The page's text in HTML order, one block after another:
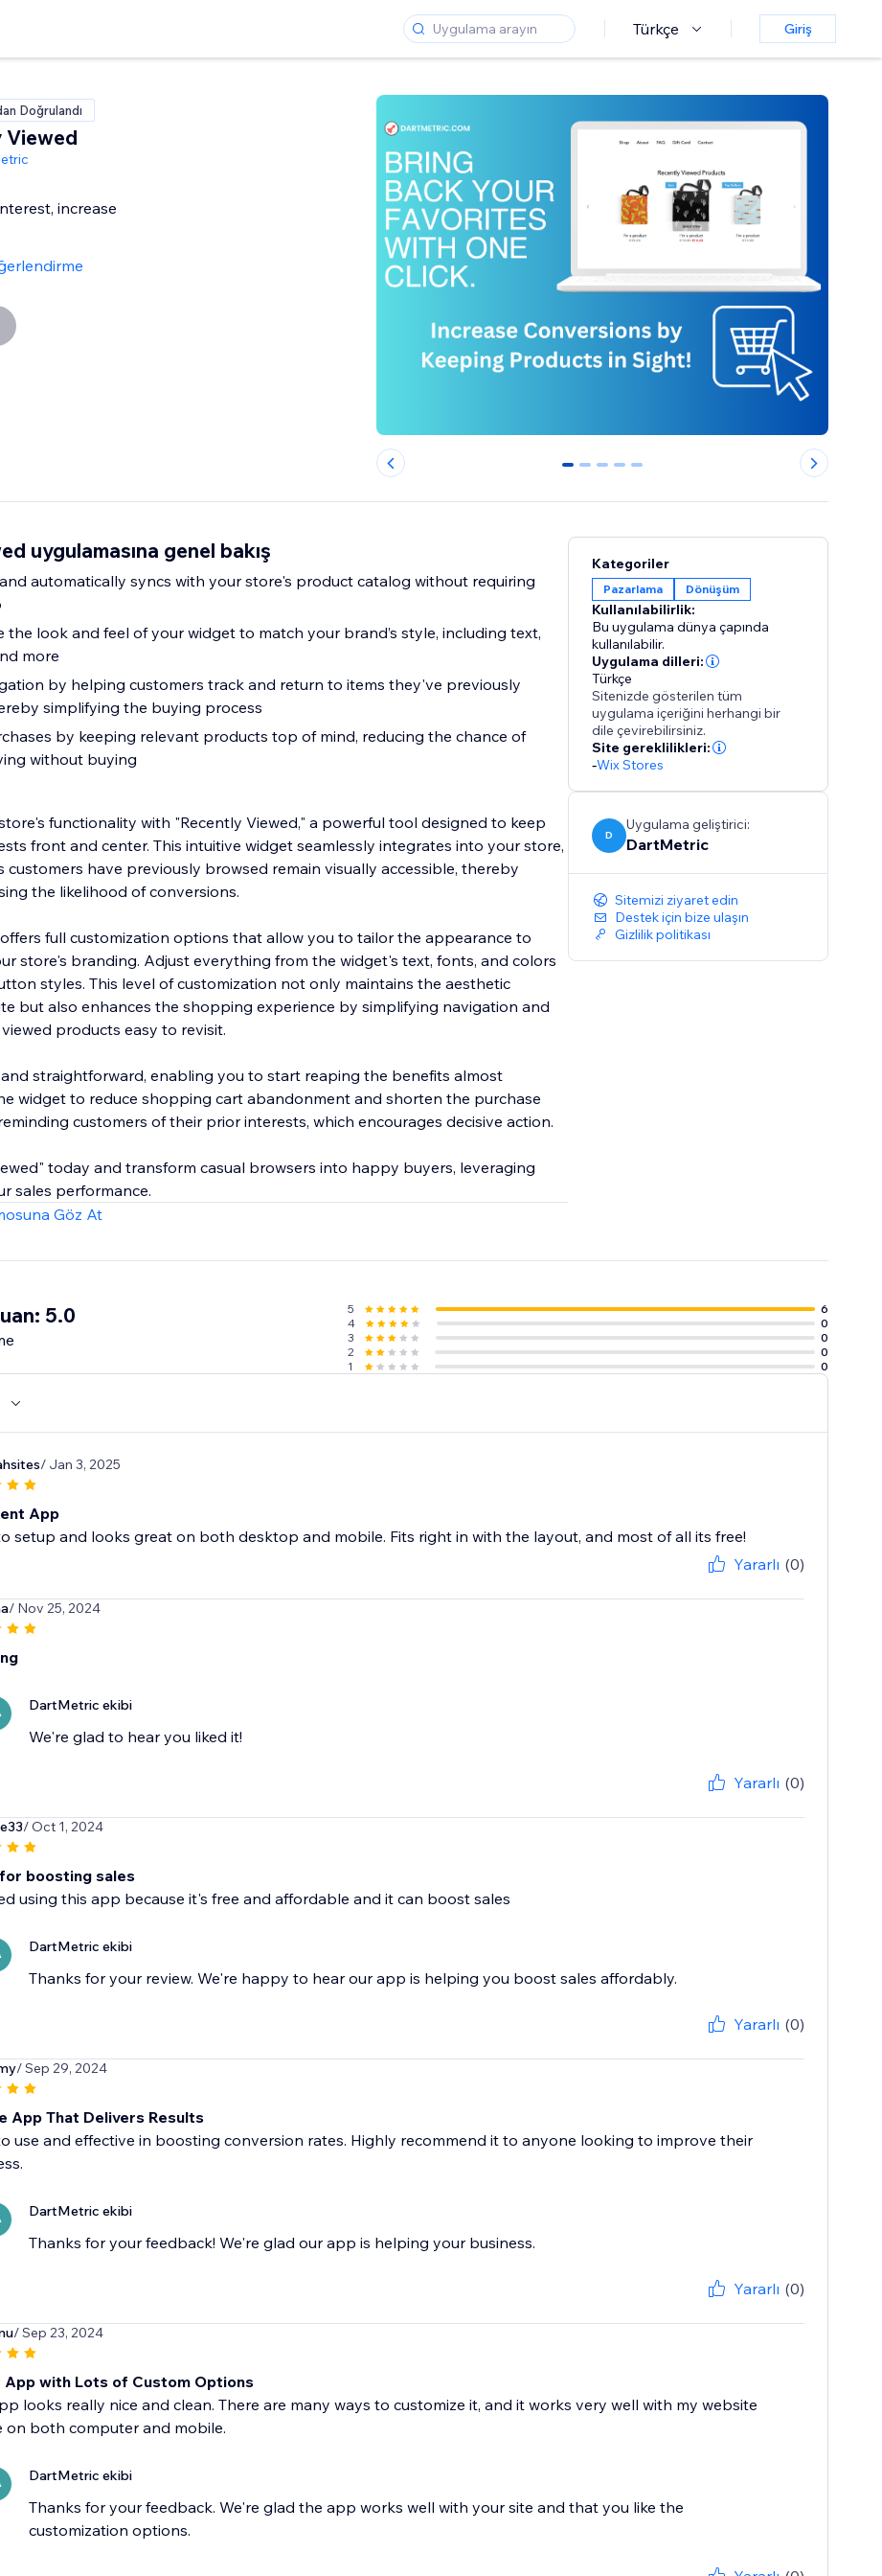
Türkçe Giriş
Doğrulandı
Viewed
increase
0 1 2 3 4
uygulamasına genel bakış
automatically syncs with your store's product catalog without requiring
the look and feel of your widget to match your brand’s style, including text,
more
by helping customers track and return to items they've previously
simplifying the buying process
by keeping relevant products top of mind, reducing the chance of
without buying
functionality with "Recently Viewed," a powerful tool designed to keep
front and center. This intuitive widget seamlessly integrates into your store,
customers have previously browsed remain visually accessible, thereby
the likelihood of conversions.
full customization options that allow you to tailor the appearance to
store's branding. Adjust everything from the widget's text, fonts, and colors
styles. This level of customization not only maintains the aesthetic
but also enhances the shopping experience by simplifying navigation and
products easy to revisit.
straightforward, enabling you to start reaping the benefits almost
widget to reduce shopping cart abandonment and shorten the purchase
customers of their prior interests, which encourages decisive action.
today and transform casual browsers into happy buyers, leveraging
sales performance.
Göz At
Kategoriler
Pazarlama Dönüşüm
Kullanılabilirlik:
Bu uygulama dünya çapında
kullanılabilir.
Uygulama dilleri:
Türkçe
Sitenizde gösterilen tüm
uygulama içeriğini herhangi bir
dile çevirebilirsiniz.
Site gereklilikleri:
-Wix Stores
D
Uygulama geliştirici:
DartMetric
Sitemizi ziyaret edin
Destek için bize ulaşın
Gizlilik politikası
5.0 5
6
4
0
3
0
2
0
1
0
/ Jan 3, 2025
App
setup and looks great on both desktop and mobile. Fits right in with the layout, and most of all its free!
Yararlı (0)
/ Nov 25, 2024
DartMetric ekibi
We're glad to hear you liked it!
Yararlı (0)
/ Oct 1, 2024
boosting sales
using this app because it's free and affordable and it can boost sales
DartMetric ekibi
Thanks for your review. We're happy to hear our app is helping you boost sales affordably.
Yararlı (0)
/ Sep 29, 2024
App That Delivers Results
use and effective in boosting conversion rates. Highly recommend it to anyone looking to improve their
DartMetric ekibi
Thanks for your feedback! We're glad our app is helping your business.
Yararlı (0)
/ Sep 23, 2024
App with Lots of Custom Options
looks really nice and clean. There are many ways to customize it, and it works very well with my website
on both computer and mobile.
DartMetric ekibi
Thanks for your feedback. We're glad the app works well with your site and that you like the
customization options.